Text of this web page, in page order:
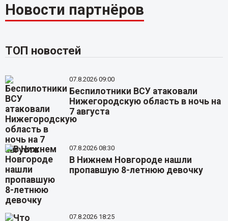
Новости партнёров
ТОП новостей
07.8.2026 09:00
Беспилотники ВСУ атаковали
Нижегородскую область в ночь на
7 августа
07.8.2026 08:30
В Нижнем Новгороде нашли
пропавшую 8-летнюю девочку
07.8.2026 18:25